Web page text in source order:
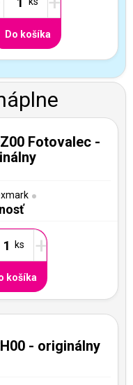
Do košíka
Fotovalec -
+
košíka
- originálny